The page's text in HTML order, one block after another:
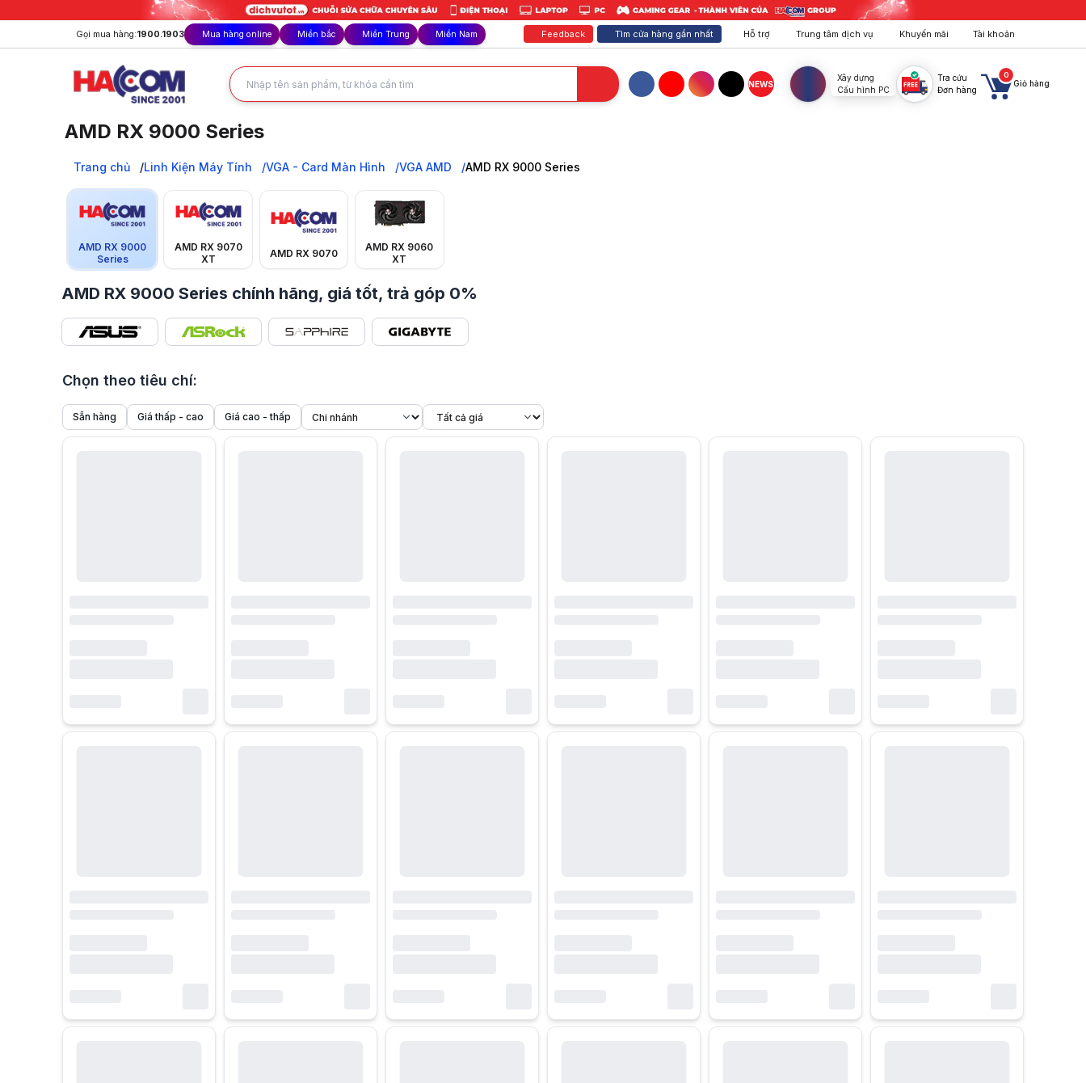
Gọi mua hàng:1900.1903 Mua hàng online Miền bắc Miền Trung Miền Nam Feedback Tìm cửa hàng gần nhất Hỗ trợ Trung tâm dịch vụ Khuyến mãi Tài khoản
FacebookYouTubeInstagram
TikTok
NEWS
Xây dựng
Cấu hình PC
Tra cứu
Đơn hàng
0
Giỏ hàng
AMD RX 9000 Series
Linh Kiện Máy Tính
VGA - Card Màn Hình
VGA AMD
AMD RX 9000 Series
Trang chủ Linh Kiện Máy Tính VGA - Card Màn Hình VGA AMD AMD RX 9000 Series
AMD RX 9000
Series
AMD RX 9070
XT
AMD RX 9070
AMD RX 9060
XT
AMD RX 9000 Series chính hãng, giá tốt, trả góp 0%
Chọn theo tiêu chí:
Sẵn hàng Giá thấp - cao Giá cao - thấp